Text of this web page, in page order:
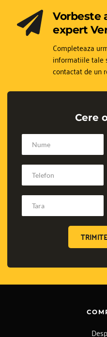
Vorbeste
expert
Completeaza
informatiile tale
contactat de un
Cere